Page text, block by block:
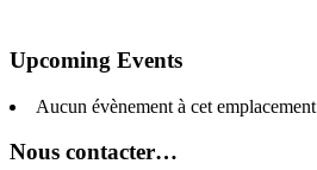
Upcoming Events
Aucun évènement à cet emplacement
Nous contacter…